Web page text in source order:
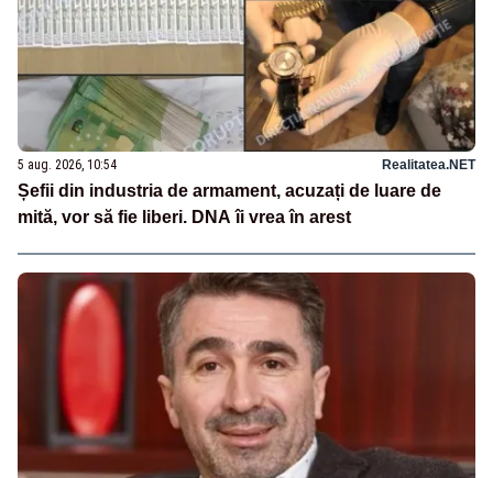
5 aug. 2026, 10:54 Realitatea.NET
Șefii din industria de armament, acuzați de luare de
mită, vor să fie liberi. DNA îi vrea în arest